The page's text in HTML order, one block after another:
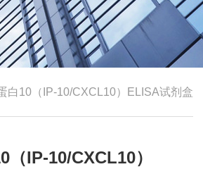
白10（IP-10/CXCL10）ELISA试剂盒
IP-10/CXCL10）